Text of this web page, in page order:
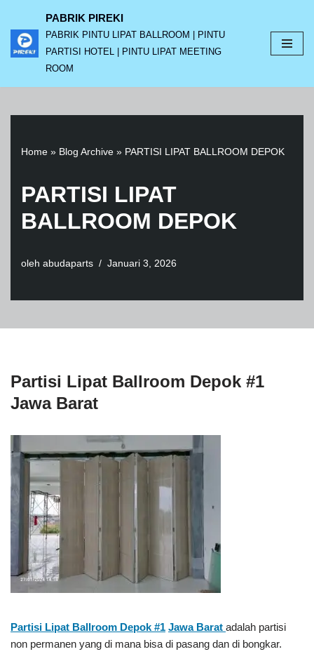
Lompat
ke
PABRIK PIREKI
PABRIK PINTU LIPAT BALLROOM | PINTU
PARTISI HOTEL | PINTU LIPAT MEETING
ROOM
Home » Blog Archive » PARTISI LIPAT BALLROOM DEPOK
PARTISI LIPAT
BALLROOM DEPOK
oleh abudaparts Januari 3, 2026
Partisi Lipat Ballroom Depok #1
Jawa Barat
Partisi Lipat Ballroom Depok #1 Jawa Barat adalah partisi
non permanen yang di mana bisa di pasang dan di bongkar.